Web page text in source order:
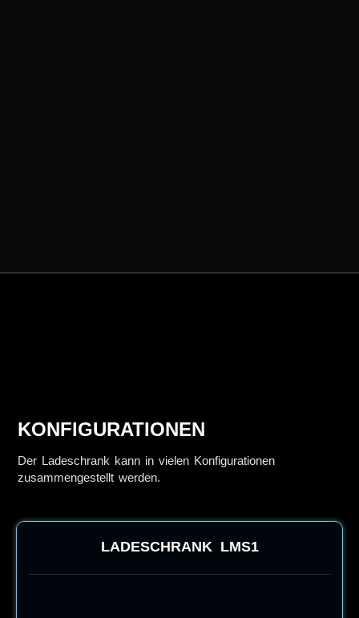
KONFIGURATIONEN
Der Ladeschrank kann in vielen Konfigurationen
zusammengestellt werden.
LADESCHRANK LMS1